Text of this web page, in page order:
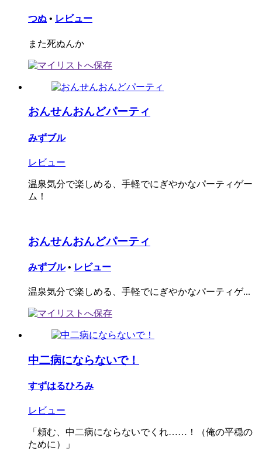
つぬ • レビュー
また死ぬんか
おんせんおんどパーティ
みずブル
レビュー
温泉気分で楽しめる、手軽でにぎやかなパーティゲー
ム！
おんせんおんどパーティ
みずブル • レビュー
温泉気分で楽しめる、手軽でにぎやかなパーティゲ...
中二病にならないで！
すずはるひろみ
レビュー
「頼む、中二病にならないでくれ……！（俺の平穏の
ために）」